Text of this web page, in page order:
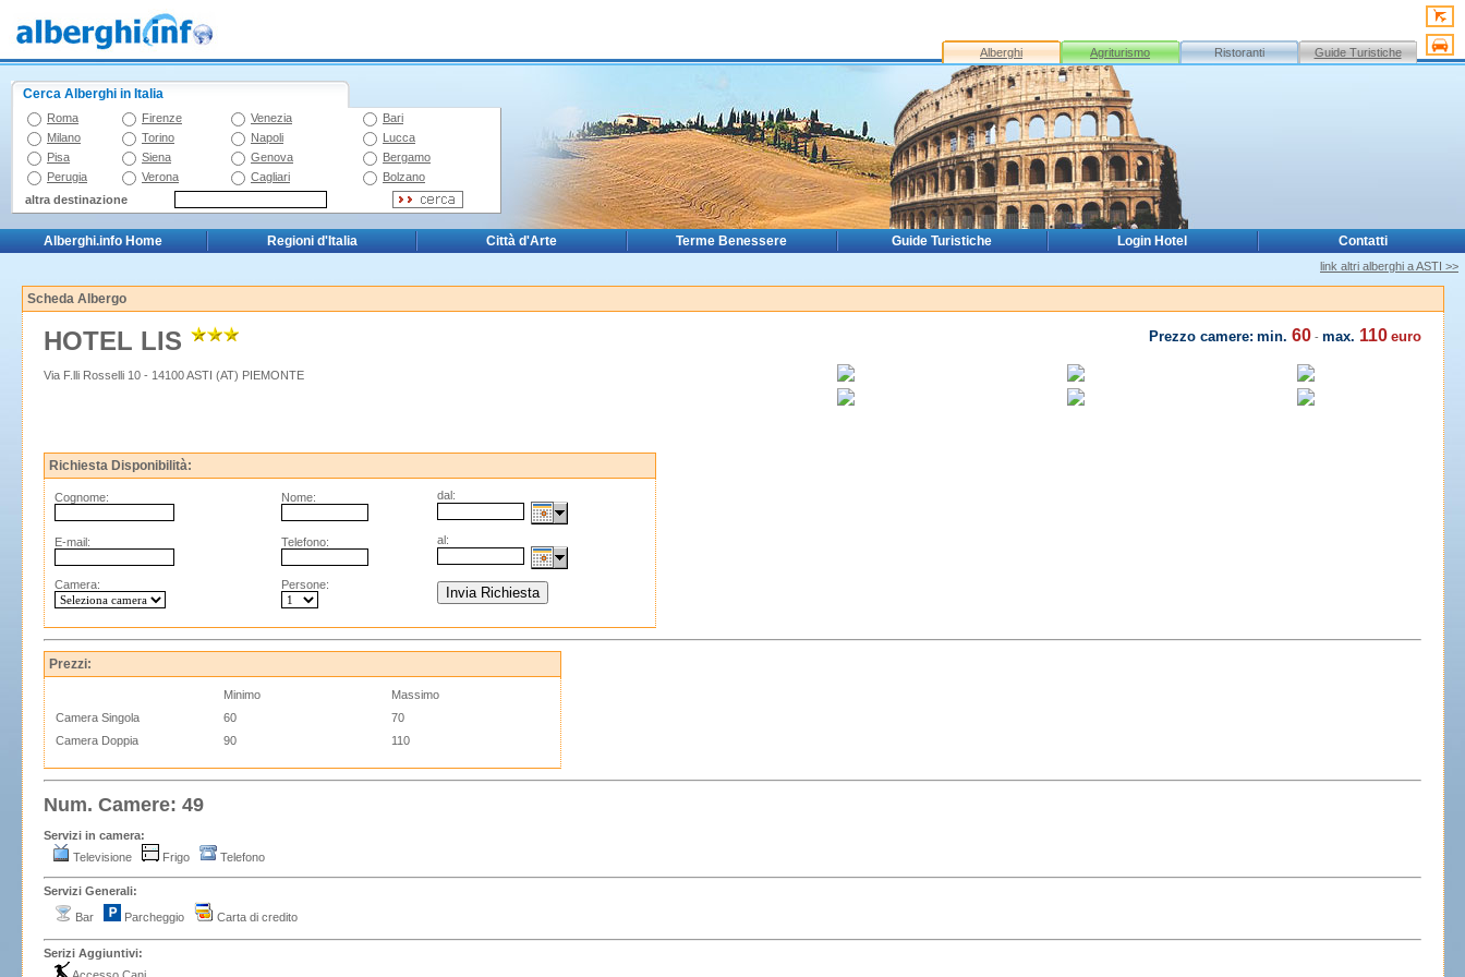
Alberghi Agriturismo Ristoranti Guide Turistiche
Cerca Alberghi in Italia
Roma Firenze Venezia
Bari
Milano
Torino Napoli
Lucca
Pisa
Siena Genova
Bergamo
Perugia
Verona Cagliari
Bolzano
altra destinazione
Alberghi.info Home Regioni d'Italia Città d'Arte Terme Benessere Guide Turistiche Login Hotel Contatti
link altri alberghi a ASTI >>
Scheda Albergo
HOTEL LIS
Via F.lli Rosselli 10 - 14100 ASTI (AT) PIEMONTE
Richiesta Disponibilità:
Cognome: Nome: dal:
E-mail: Telefono: al:
Camera: Persone:
Prezzo camere: min. 60 - max. 110 euro
Prezzi:
Minimo
Massimo
Camera Singola
60
70
Camera Doppia
90 110
Num. Camere: 49
Servizi in camera:
Televisione
Frigo Telefono
Servizi Generali:
Bar
Parcheggio Carta di credito
Serizi Aggiuntivi: